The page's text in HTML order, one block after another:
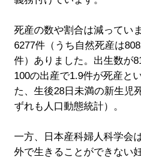
死産の数や割合は減ってい
6277件（うち自然死産は
件）ありました。出生数が
100の出産で1.9件が死産と
た、生後28日未満の新生児
ずれも人口動態統計）。
一方、日本産科婦人科学会
外で生きることができない